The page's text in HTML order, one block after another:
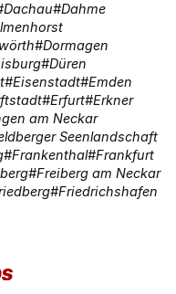
Dachau Dahme
Dormagen
Düren
Eisenstadt Emden
Erfurt Erkner
am Neckar
Seenlandschaft
Frankenthal Frankfurt
Freiberg am Neckar
Friedrichshafen